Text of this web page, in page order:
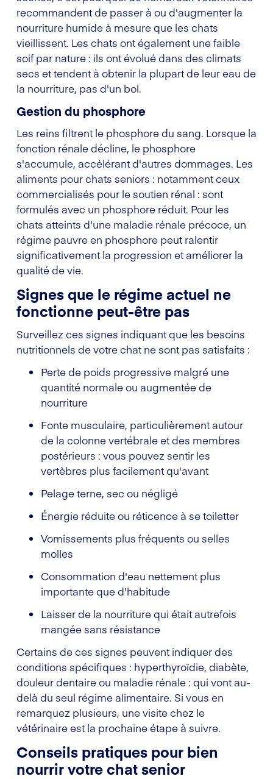
recommandent de passer à ou d'augmenter la
nourriture humide à mesure que les chats
vieillissent. Les chats ont également une faible
soif par nature : ils ont évolué dans des climats
secs et tendent à obtenir la plupart de leur eau de
la nourriture, pas d'un bol.
Gestion du phosphore
Les reins filtrent le phosphore du sang. Lorsque la
fonction rénale décline, le phosphore
s'accumule, accélérant d'autres dommages. Les
aliments pour chats seniors : notamment ceux
commercialisés pour le soutien rénal : sont
formulés avec un phosphore réduit. Pour les
chats atteints d'une maladie rénale précoce, un
régime pauvre en phosphore peut ralentir
significativement la progression et améliorer la
qualité de vie.
Signes que le régime actuel ne
fonctionne peut-être pas
Surveillez ces signes indiquant que les besoins
nutritionnels de votre chat ne sont pas satisfaits :
Perte de poids progressive malgré une
quantité normale ou augmentée de
nourriture
Fonte musculaire, particulièrement autour
de la colonne vertébrale et des membres
postérieurs : vous pouvez sentir les
vertèbres plus facilement qu'avant
Pelage terne, sec ou négligé
Énergie réduite ou réticence à se toiletter
Vomissements plus fréquents ou selles
molles
Consommation d'eau nettement plus
importante que d'habitude
Laisser de la nourriture qui était autrefois
mangée sans résistance
Certains de ces signes peuvent indiquer des
conditions spécifiques : hyperthyroïdie, diabète,
douleur dentaire ou maladie rénale : qui vont au-
delà du seul régime alimentaire. Si vous en
remarquez plusieurs, une visite chez le
vétérinaire est la prochaine étape à suivre.
Conseils pratiques pour bien
nourrir votre chat senior